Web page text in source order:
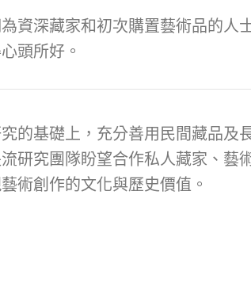
資深藏家和初次購置藝術品的人
頭所好。
的基礎上，充分善用民間藏品及
研究團隊盼望合作私人藏家、藝
術創作的文化與歷史價值。